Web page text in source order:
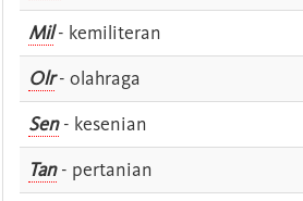
Mil- kemiliteran
Olr- olahraga
Sen- kesenian
Tan- pertanian